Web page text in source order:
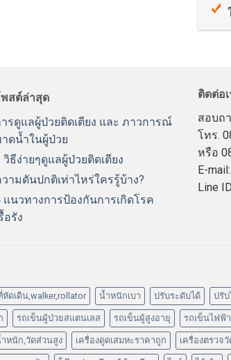
สต์ล่าสุด
รดูแลผู้ป่วยติดเตียง และ ภาวการณ์
ดน้ำในผู้ป่วย
วิธีง่ายๆดูแลผู้ป่วยติดเตียง
ามดันปกติเท่าไหร่ใครรู้บ้าง?
เเนวทางการป้องกันการเกิดโรค
อรัง
ติดต่อเ
สอบถ
โทร.
หรือ
E-
Line
หัดเดิน,walker,rollator น้ำหนักเบา ปรับระดับได้ ปรับ
รถเข็นผู้ป่วยสแตนเลส รถเข็นผู้สูงอายุ รถเข็นไฟฟ้า
ำหนัก,วัดส่วนสูง เครื่องดูดเสมหะราคาถูก เครื่องตรวจ